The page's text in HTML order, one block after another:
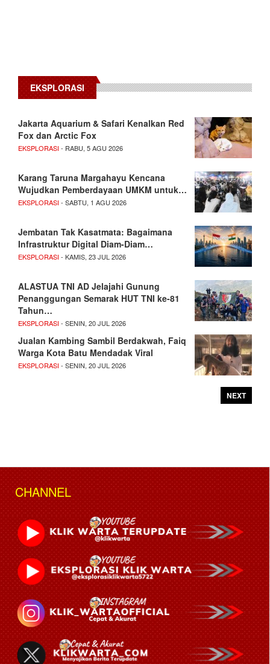
EKSPLORASI
Jakarta Aquarium & Safari Kenalkan Red
Fox dan Arctic Fox
EKSPLORASI- RABU, 5 AGU 2026
Karang Taruna Margahayu Kencana
Wujudkan Pemberdayaan UMKM untuk…
EKSPLORASI- SABTU, 1 AGU 2026
Jembatan Tak Kasatmata: Bagaimana
Infrastruktur Digital Diam-Diam…
EKSPLORASI- KAMIS, 23 JUL 2026
ALASTUA TNI AD Jelajahi Gunung
Penanggungan Semarak HUT TNI ke-81
Tahun…
EKSPLORASI- SENIN, 20 JUL 2026
Jualan Kambing Sambil Berdakwah, Faiq
Warga Kota Batu Mendadak Viral
EKSPLORASI- SENIN, 20 JUL 2026
NEXT
CHANNEL